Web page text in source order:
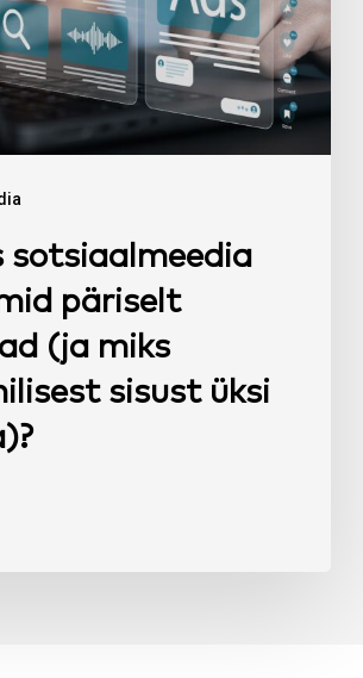
sotsiaalmeedia
päriselt
(ja miks
sisust üksi